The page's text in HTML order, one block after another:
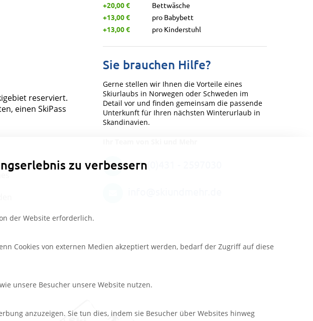
reserviert.
einen SkiPass
Sie müssen
+20,00 €
Bettwäsche
+13,00 €
pro Babybett
+13,00 €
pro Kinderstuhl
Sie brauchen Hilfe?
Gerne stellen wir Ihnen die Vorteile eines
Skiurlaubs in Norwegen oder Schweden im
Detail vor und finden gemeinsam die passende
Unterkunft für Ihren nächsten Winterurlaub in
Skandinavien.
+49 (0)431 - 2597030
zu verbessern
der Website erforderlich.
Cookies von externen Medien akzeptiert werden, bedarf der Zugriff auf diese
unsere Besucher unsere Website nutzen.
anzuzeigen. Sie tun dies, indem sie Besucher über Websites hinweg